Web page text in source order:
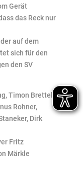
Gerät
das Reck nur
auf dem
sich für den
den SV
Timon Brettel,
Rohner,
Dirk
Fritz
Märkle